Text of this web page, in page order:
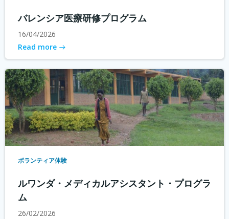
バレンシア医療研修プログラム
16/04/2026
Read more
ボランティア体験
ルワンダ・メディカルアシスタント・プログラ
ム
26/02/2026